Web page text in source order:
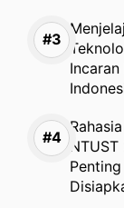
Incaran